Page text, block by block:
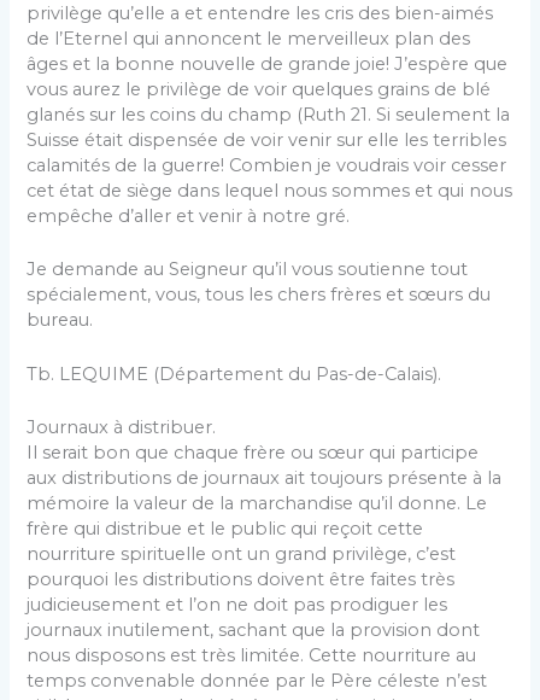
privilège qu’elle a et entendre les cris des bien-aimés
de l’Eternel qui annoncent le merveilleux plan des
âges et la bonne nouvelle de grande joie! J’espère que
vous aurez le privilège de voir quelques grains de blé
glanés sur les coins du champ (Ruth 21. Si seulement la
Suisse était dispensée de voir venir sur elle les terribles
calamités de la guerre! Combien je voudrais voir cesser
cet état de siège dans lequel nous sommes et qui nous
empêche d’aller et venir à notre gré.
Je demande au Seigneur qu’il vous soutienne tout
spéciale­ment, vous, tous les chers frères et sœurs du
bureau.
Tb. LEQUIME (Département du Pas-de-Calais).
Journaux à distribuer.
Il serait bon que chaque frère ou sœur qui participe
aux distributions de journaux ait toujours présente à la
mémoire la valeur de la marchandise qu’il donne. Le
frère qui distribue et le public qui reçoit cette
nourriture spirituelle ont un grand privilège, c’est
pourquoi les distributions doivent être faites très
judicieusement et l’on ne doit pas prodiguer les
journaux inutilement, sachant que la provision dont
nous disposons est très limitée. Cette nourriture au
temps convenable donnée par le Père céleste n’est